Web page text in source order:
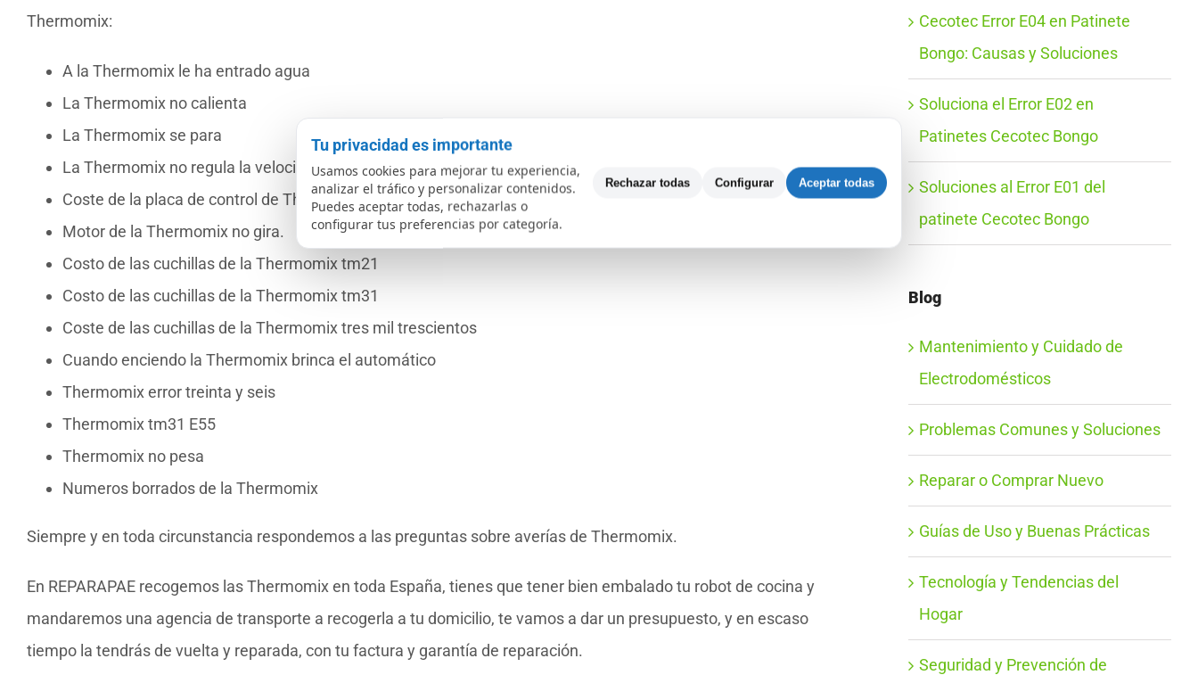
Thermomix:
A la Thermomix le ha entrado agua
La Thermomix no calienta
La Thermomix se para
La Thermomix no regula la velocidad
Coste de la placa de control de Thermomix
Motor de la Thermomix no gira.
Costo de las cuchillas de la Thermomix tm21
Costo de las cuchillas de la Thermomix tm31
Coste de las cuchillas de la Thermomix tres mil trescientos
Cuando enciendo la Thermomix brinca el automático
Thermomix error treinta y seis
Thermomix tm31 E55
Thermomix no pesa
Numeros borrados de la Thermomix
Siempre y en toda circunstancia respondemos a las preguntas sobre averías de Thermomix.
En REPARAPAE recogemos las Thermomix en toda España, tienes que tener bien embalado tu robot de cocina y
mandaremos una agencia de transporte a recogerla a tu domicilio, te vamos a dar un presupuesto, y en escaso
tiempo la tendrás de vuelta y reparada, con tu factura y garantía de reparación.
Cecotec Error E04 en Patinete
Bongo: Causas y Soluciones
Soluciona el Error E02 en
Patinetes Cecotec Bongo
Soluciones al Error E01 del
patinete Cecotec Bongo
Blog
Mantenimiento y Cuidado de
Electrodomésticos
Problemas Comunes y Soluciones
Reparar o Comprar Nuevo
Guías de Uso y Buenas Prácticas
Tecnología y Tendencias del
Hogar
Seguridad y Prevención de
Tu privacidad es importante
Usamos cookies para mejorar tu experiencia,
analizar el tráfico y personalizar contenidos.
Puedes aceptar todas, rechazarlas o
configurar tus preferencias por categoría.
Rechazar todas Configurar Aceptar todas